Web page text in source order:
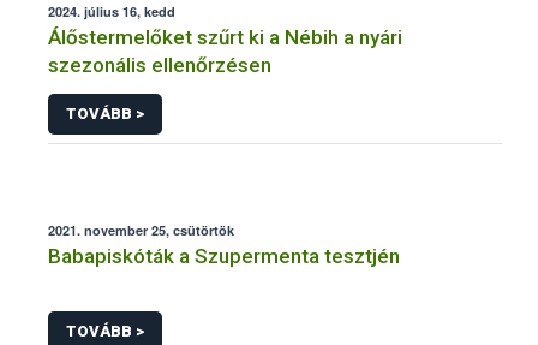
2024. július 16, kedd
Álőstermelőket szűrt ki a Nébih a nyári
szezonális ellenőrzésen
TOVÁBB >
2021. november 25, csütörtök
Babapiskóták a Szupermenta tesztjén
TOVÁBB >